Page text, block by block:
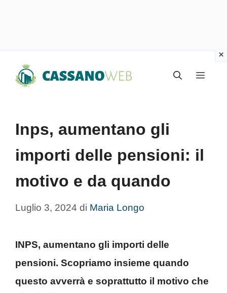
Menu
Inps, aumentano gli
importi delle pensioni: il
motivo e da quando
Luglio 3, 2024 di Maria Longo
INPS, aumentano gli importi delle
pensioni. Scopriamo insieme quando
questo avverrà e soprattutto il motivo che